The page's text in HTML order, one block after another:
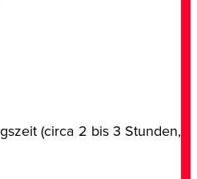
(circa 2 bis 3 Stunden,